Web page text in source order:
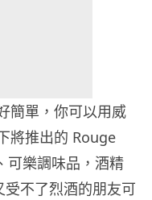
簡單，你可以用威
將推出的 Rouge
可樂調味品，酒精
不了烈酒的朋友可